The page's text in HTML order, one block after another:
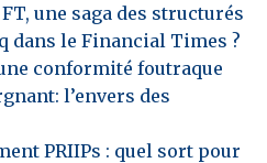
une saga des structurés
dans le Financial Times ?
conformité foutraque
l’envers des
PRIIPs : quel sort pour